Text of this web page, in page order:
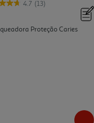
4.7 (13)
Proteção Caries